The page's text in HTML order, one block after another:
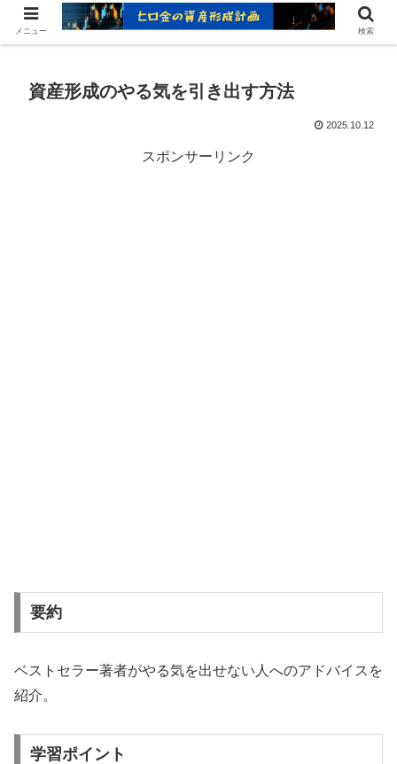
ヒロ金の資産形成レシピ：賢いお金の増やし方
資産形成のやる気を引き出す方法
2025.10.12
スポンサーリンク
要約
ベストセラー著者がやる気を出せない人へのアドバイスを
紹介。
学習ポイント
メニュー 検索